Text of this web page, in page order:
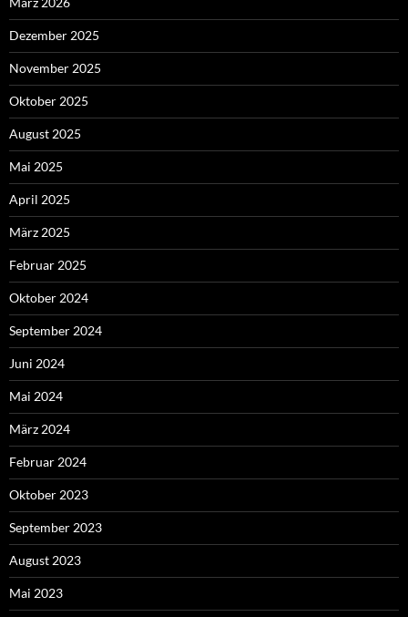
Dezember 2025
November 2025
Oktober 2025
August 2025
Mai 2025
April 2025
März 2025
Februar 2025
Oktober 2024
September 2024
Juni 2024
Mai 2024
März 2024
Februar 2024
Oktober 2023
September 2023
August 2023
Mai 2023